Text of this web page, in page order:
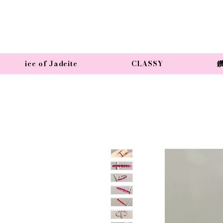
ice of Jadeite CLASSY